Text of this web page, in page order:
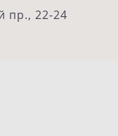
пр., 22-24